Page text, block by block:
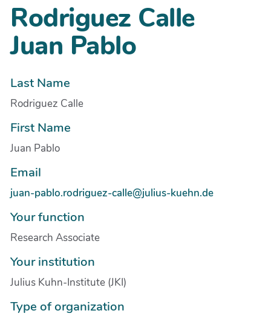
Rodriguez Calle
Juan Pablo
Last Name
Rodriguez Calle
First Name
Juan Pablo
Email
juan-pablo.rodriguez-calle@julius-kuehn.de
Your function
Research Associate
Your institution
Julius Kuhn-Institute (JKI)
Type of organization